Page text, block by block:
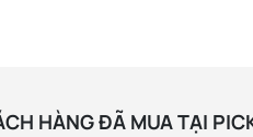
HÀNG ĐÃ MUA TẠI